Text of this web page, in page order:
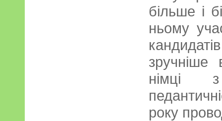
більше і
ньому
зручніше
німці
року